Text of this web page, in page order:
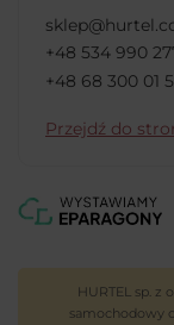
+48 534 990
+48 68 300 01
Przejdź do
HURTEL sp. z
samochodowy